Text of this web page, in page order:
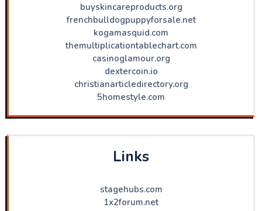
buyskincareproducts.org
frenchbulldogpuppyforsale.net
kogamasquid.com
themultiplicationtablechart.com
casinoglamour.org
dextercoin.io
christianarticledirectory.org
5homestyle.com
Links
stagehubs.com
1x2forum.net